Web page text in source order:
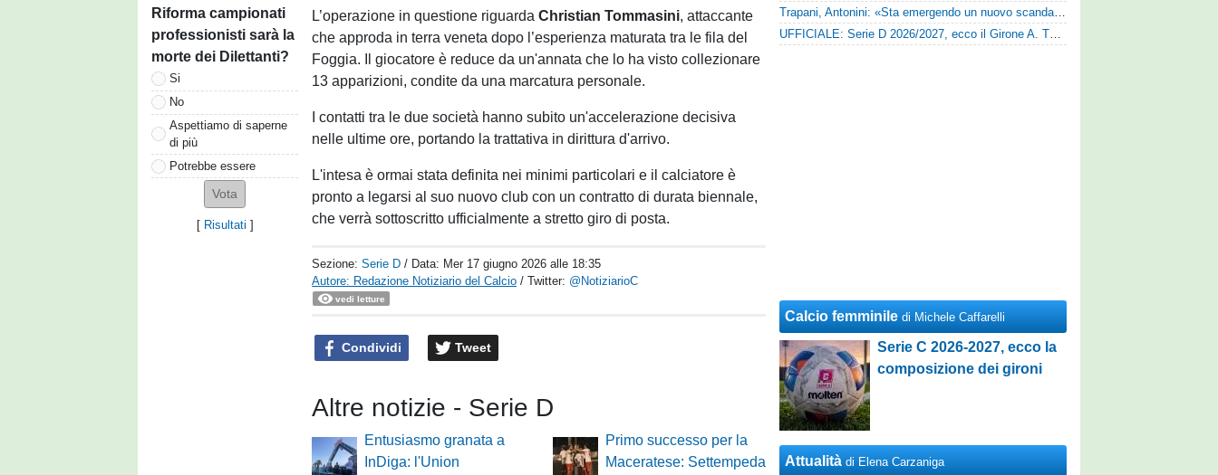
Riforma campionati
professionisti sarà la
morte dei Dilettanti?
Si
No
Aspettiamo di saperne
di più
Potrebbe essere
[ Risultati ]
L’operazione in questione riguarda Christian Tommasini, attaccante
che approda in terra veneta dopo l’esperienza maturata tra le fila del
Foggia. Il giocatore è reduce da un'annata che lo ha visto collezionare
13 apparizioni, condite da una marcatura personale.
I contatti tra le due società hanno subito un'accelerazione decisiva
nelle ultime ore, portando la trattativa in dirittura d'arrivo.
L'intesa è ormai stata definita nei minimi particolari e il calciatore è
pronto a legarsi al suo nuovo club con un contratto di durata biennale,
che verrà sottoscritto ufficialmente a stretto giro di posta.
Sezione:Serie D / Data: Mer 17 giugno 2026 alle 18:35
Autore: Redazione Notiziario del Calcio / Twitter: @NotiziarioC
vedi letture
Condividi Tweet
Altre notizie - Serie D
Entusiasmo granata a
InDiga: l'Union
Primo successo per la
Maceratese: Settempeda
Trapani, Antonini: «Sta emergendo un nuovo scandalo»
UFFICIALE: Serie D 2026/2027, ecco il Girone A. Tutte le squadre
Calcio femminile di Michele Caffarelli
Serie C 2026-2027, ecco la
composizione dei gironi
Attualità di Elena Carzaniga